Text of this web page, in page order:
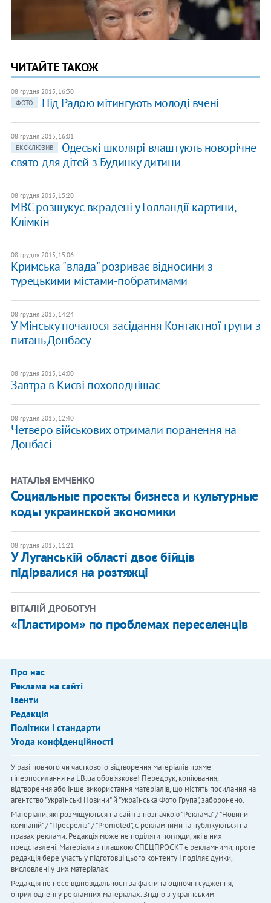
ЧИТАЙТЕ ТАКОЖ
08 грудня 2015, 16:30
ФОТО
Під Радою мітингують молоді вчені
08 грудня 2015, 16:01
ЕКСКЛЮЗИВ
Одеські школярі влаштують новорічне
свято для дітей з Будинку дитини
08 грудня 2015, 15:20
МВС розшукує вкрадені у Голландії картини, -
Клімкін
08 грудня 2015, 15:06
Кримська "влада" розриває відносини з
турецькими містами-побратимами
08 грудня 2015, 14:24
У Мінську почалося засідання Контактної групи з
питань Донбасу
08 грудня 2015, 14:00
Завтра в Києві похолоднішає
08 грудня 2015, 12:40
Четверо військових отримали поранення на
Донбасі
НАТАЛЬЯ ЕМЧЕНКО
Социальные проекты бизнеса и культурные
коды украинской экономики
08 грудня 2015, 11:21
У Луганській області двоє бійців
підірвалися на розтяжці
ВІТАЛІЙ ДРОБОТУН
«Пластиром» по проблемах переселенців
Про нас
Реклама на сайті
Івенти
Редакція
Політики і стандарти
Угода конфіденційності
У разі повного чи часткового відтворення матеріалів пряме
гіперпосилання на LB.ua обов'язкове! Передрук, копіювання,
відтворення або інше використання матеріалів, що містять посилання на
агентство "Українськi Новини" й "Українська Фото Група", заборонено.
Матеріали, які розміщуються на сайті з позначкою "Реклама" / "Новини
компаній" / "Пресреліз" / "Promoted", є рекламними та публікуються на
правах реклами. Редакція може не поділяти погляди, які в них
представлені. Матеріали з плашкою СПЕЦПРОЄКТ є рекламними, проте
редакція бере участь у підготовці цього контенту і поділяє думки,
висловлені у цих матеріалах.
Редакція не несе відповідальності за факти та оціночні судження,
оприлюднені у рекламних матеріалах. Згідно з українським